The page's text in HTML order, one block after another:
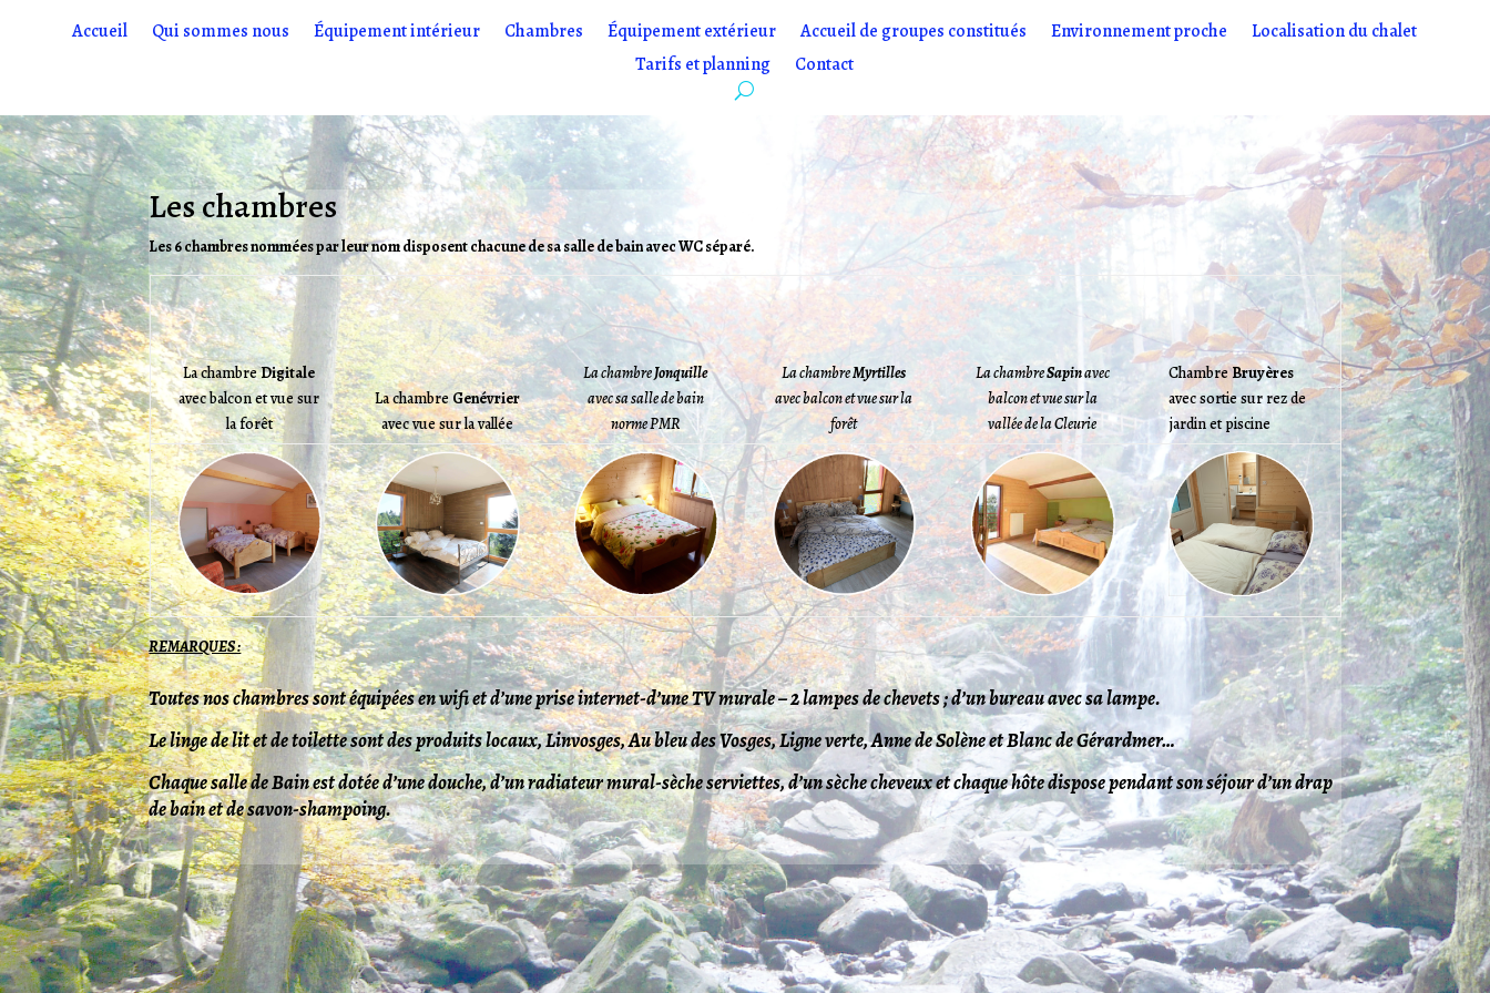
Accueil Qui sommes nous Équipement intérieur Chambres Équipement extérieur Accueil de groupes constitués Environnement proche
Localisation du chalet
Tarifs et planning
Contact
Les chambres
Les 6 chambres nommées par leur nom disposent chacune de sa salle de bain avec WC séparé.
La chambreDigitale
avec balcon et vue sur
la forêt
La chambreGenévrier
avec vue sur la vallée
La chambreJonquille
avec sa salle de bain
norme PMR
La chambreMyrtilles
avec balcon et vue sur la
forêt
La chambreSapinavec
balcon et vue sur la
vallée de la Cleurie
ChambreBruyères
avec sortie sur rez de
jardin et piscine
REMARQUES :
Toutes nos chambres sont équipées en wifi et d’une prise internet-d’une TV murale – 2 lampes de chevets ; d’un bureau avec sa lampe.
Le linge de lit et de toilette sont des produits locaux, Linvosges, Au bleu des Vosges, Ligne verte, Anne de Solène et Blanc de Gérardmer…
Chaque salle de Bain est dotée d’une douche, d’un radiateur mural-sèche serviettes, d’un sèche cheveux et chaque hôte dispose pendant son séjour d’un drap
de bainet de savon-shampoing.